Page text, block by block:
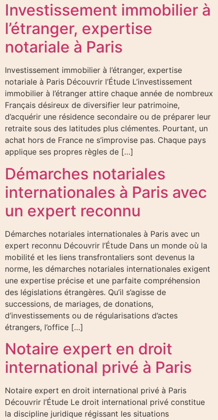
Investissement immobilier à
l’étranger, expertise
notariale à Paris
Investissement immobilier à l’étranger, expertise
notariale à Paris Découvrir l’Étude L’investissement
immobilier à l’étranger attire chaque année de nombreux
Français désireux de diversifier leur patrimoine,
d’acquérir une résidence secondaire ou de préparer leur
retraite sous des latitudes plus clémentes. Pourtant, un
achat hors de France ne s’improvise pas. Chaque pays
applique ses propres règles de […]
Démarches notariales
internationales à Paris avec
un expert reconnu
Démarches notariales internationales à Paris avec un
expert reconnu Découvrir l’Étude Dans un monde où la
mobilité et les liens transfrontaliers sont devenus la
norme, les démarches notariales internationales exigent
une expertise précise et une parfaite compréhension
des législations étrangères. Qu’il s’agisse de
successions, de mariages, de donations,
d’investissements ou de régularisations d’actes
étrangers, l’office […]
Notaire expert en droit
international privé à Paris
Notaire expert en droit international privé à Paris
Découvrir l’Étude Le droit international privé constitue
la discipline juridique régissant les situations